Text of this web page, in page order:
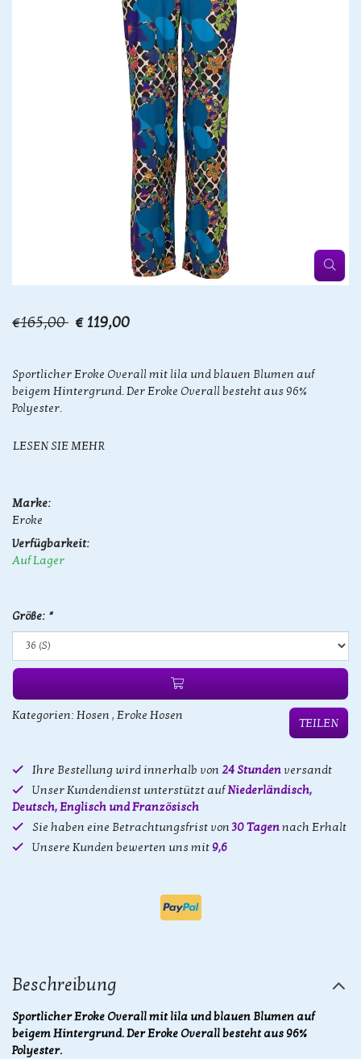
€165,00 € 119,00
Sportlicher Eroke Overall mit lila und blauen Blumen auf
beigem Hintergrund. Der Eroke Overall besteht aus 96%
Polyester.​
LESEN SIE MEHR
Marke:
Eroke
Verfügbarkeit:
Auf Lager
Größe: *
Kategorien: Hosen , Eroke Hosen
TEILEN
Ihre Bestellung wird innerhalb von 24 Stunden versandt
Unser Kundendienst unterstützt aufNiederländisch,
Deutsch, Englisch und Französisch
Sie haben eine Betrachtungsfrist von30 Tagennach Erhalt
Unsere Kunden bewerten uns mit 9,6
Beschreibung
Sportlicher Eroke Overall mit lila und blauen Blumen auf
beigem Hintergrund. Der Eroke Overall besteht aus 96%
Polyester.​